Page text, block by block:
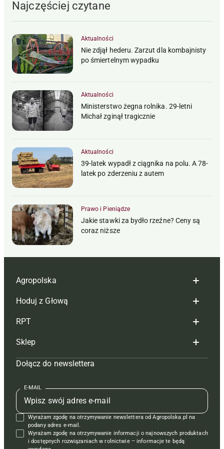
Najczęściej czytane
Aktualności
Nie zdjął hederu. Zarzut dla kombajnisty
po śmiertelnym wypadku
Aktualności
Ministerstwo żegna rolnika. 29-letni
Michał zginął tragicznie
Aktualności
39-latek wypadł z ciągnika na polu. A 78-
latek po zderzeniu z autem
Prawo i Pieniądze
Jakie stawki za bydło rzeźne? Ceny są
coraz niższe
Agropolska
Redakcja
Reklama
Tagi
Mapa serwisu
Kontakt
Regulamin
Polityka prywatności
Hoduj z Głową
Hoduj z głową bydło
Hoduj z głową świnie
Prenumerata
Redakcja
Kontakt
Reklama
RPT
Redakcja
Prenumerata
Reklama
Kontakt
Krzyżówki
Sklep
Czasopisma i prenumerata
Książki
Regulamin
Dołącz do newslettera
E-MAIL
Wyrażam zgodę na otrzymywanie newslettera od Agropolska.pl na
podany adres e-mail.
Wyrażam zgodę na otrzymywanie informacji o najnowszych produktach
i dostępnych rozwiązaniach w rolnictwie – informacje te będą